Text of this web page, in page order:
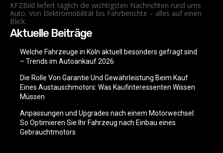
KFZBild liefert täglich die wichtigsten Nachrichten rund ums
Auto. Von Elektromobilität bis Fahrberichte – alles auf einen
Blick.
Aktuelle Beiträge
Welche Fahrzeuge in Köln aktuell besonders gefragt sind
– Trends im Autoankauf 2026
Die Rolle Von Garantie Und Gewährleistung Beim Kauf
Eines Austauschmotors: Was Kaufinteressenten Wissen
Müssen
Anpassungen und Upgrades nach einem Motorwechsel:
So Optimieren Sie Ihr Fahrzeug nach Einbau eines
Gebrauchtmotors